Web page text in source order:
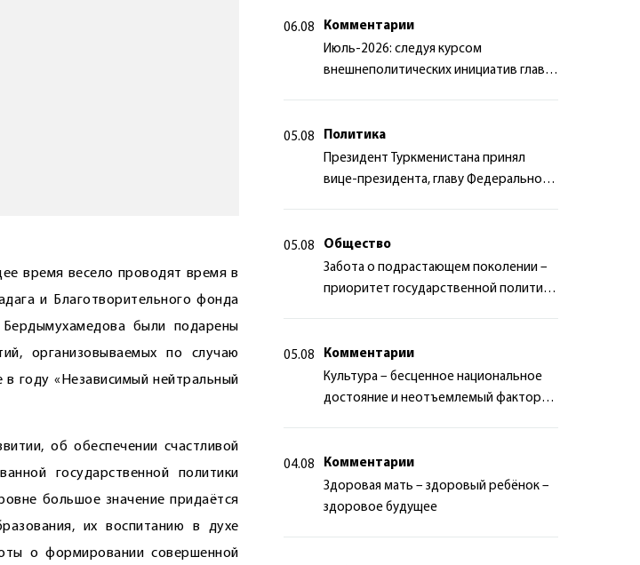
время весело проводят время в
и Благотворительного фонда
были подарены
организовываемых по случаю
году «Независимый нейтральный
об обеспечении счастливой
государственной политики
большое значение придаётся
их воспитанию в духе
о формировании совершенной
06.08
Комментарии
Июль-2026: следуя курсом
внешнеполитических инициатив главы
05.08
Политика
Президент Туркменистана принял
вице-президента, главу Федерального
05.08
Общество
Забота о подрастающем поколении –
приоритет государственной политики
05.08
Комментарии
Культура – бесценное национальное
достояние и неотъемлемый фактор
04.08
Комментарии
Здоровая мать – здоровый ребёнок –
здоровое будущее